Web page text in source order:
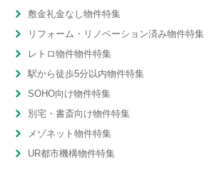
敷金礼金なし物件特集
リフォーム・リノベーション済み物件特集
レトロ物件物件特集
駅から徒歩5分以内物件特集
SOHO向け物件特集
別宅・書斎向け物件特集
メゾネット物件特集
UR都市機構物件特集